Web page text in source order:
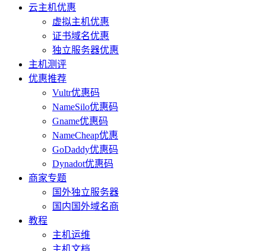
云主机优惠
虚拟主机优惠
证书域名优惠
独立服务器优惠
主机测评
优惠推荐
Vultr优惠码
NameSilo优惠码
Gname优惠码
NameCheap优惠
GoDaddy优惠码
Dynadot优惠码
商家专题
国外独立服务器
国内国外域名商
教程
主机运维
主机文档